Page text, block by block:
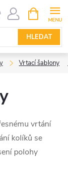
HLEDAT
NÁKUPNÍ
KOŠÍK
Vrtací šablony
vrtání
kolíků se
polohy